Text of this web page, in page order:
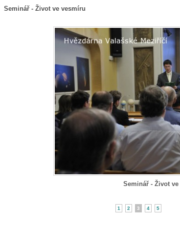
Seminář - Život ve vesmíru
Seminář - Život
1 2 3 4 5